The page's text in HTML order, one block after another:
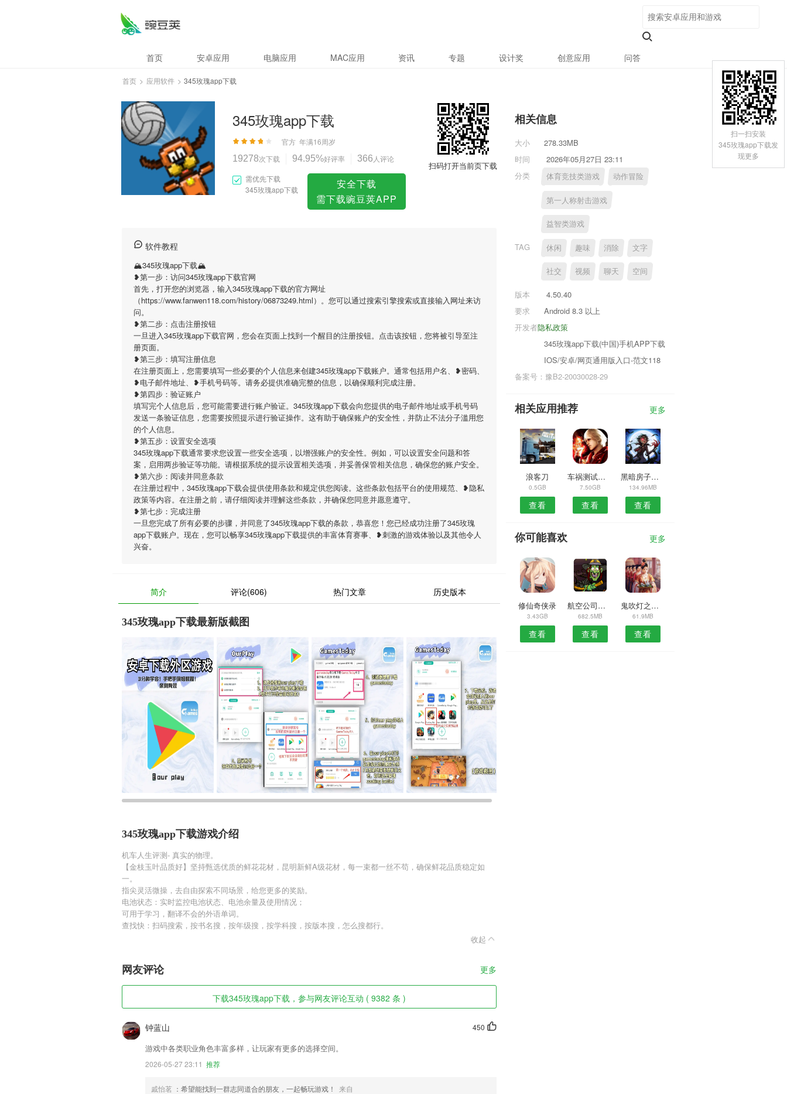
首页 安卓应用 电脑应用 MAC应用 资讯 专题 设计奖 创意应用 问答
首页 > 应用软件 > 345玫瑰app下载
345玫瑰app下载
官方 年满16周岁
19278次下载 94.95%好评率 366 人评论
需优先下载
345玫瑰app下载
安全下载
需下载豌豆荚APP
扫码打开当前页下载
软件教程
🏔345玫瑰app下载🏔
❥第一步：访问345玫瑰app下载官网
首先，打开您的浏览器，输入345玫瑰app下载的官方网址
（https://www.fanwen118.com/history/06873249.html）。您可以通过搜索引擎搜索或直接输入网址来访
问。
❥第二步：点击注册按钮
一旦进入345玫瑰app下载官网，您会在页面上找到一个醒目的注册按钮。点击该按钮，您将被引导至注
册页面。
❥第三步：填写注册信息
在注册页面上，您需要填写一些必要的个人信息来创建345玫瑰app下载账户。通常包括用户名、❥密码、
❥电子邮件地址、❥手机号码等。请务必提供准确完整的信息，以确保顺利完成注册。
❥第四步：验证账户
填写完个人信息后，您可能需要进行账户验证。345玫瑰app下载会向您提供的电子邮件地址或手机号码
发送一条验证信息，您需要按照提示进行验证操作。这有助于确保账户的安全性，并防止不法分子滥用您
的个人信息。
❥第五步：设置安全选项
345玫瑰app下载通常要求您设置一些安全选项，以增强账户的安全性。例如，可以设置安全问题和答
案，启用两步验证等功能。请根据系统的提示设置相关选项，并妥善保管相关信息，确保您的账户安全。
❥第六步：阅读并同意条款
在注册过程中，345玫瑰app下载会提供使用条款和规定供您阅读。这些条款包括平台的使用规范、❥隐私
政策等内容。在注册之前，请仔细阅读并理解这些条款，并确保您同意并愿意遵守。
❥第七步：完成注册
一旦您完成了所有必要的步骤，并同意了345玫瑰app下载的条款，恭喜您！您已经成功注册了345玫瑰
app下载账户。现在，您可以畅享345玫瑰app下载提供的丰富体育赛事、❥刺激的游戏体验以及其他令人
兴奋。
简介 评论(606) 热门文章 历史版本
345玫瑰app下载最新版截图
345玫瑰app下载游戏介绍
机车人生评测- 真实的物理。
【金枝玉叶品质好】坚持甄选优质的鲜花花材，昆明新鲜A级花材，每一束都一丝不苟，确保鲜花品质稳定如
一。
指尖灵活微操，去自由探索不同场景，给您更多的奖励。
电池状态：实时监控电池状态、电池余量及使用情况；
可用于学习，翻译不会的外语单词。
查找快：扫码搜索，按书名搜，按年级搜，按学科搜，按版本搜，怎么搜都行。
收起
网友评论 更多
下载345玫瑰app下载，参与网友评论互动 ( 9382 条 )
450
钟蓝山
游戏中各类职业角色丰富多样，让玩家有更多的选择空间。
2026-05-27 23:11 推荐
戚怡茗 ：希望能找到一群志同道合的朋友，一起畅玩游戏！
来自
相关信息
大小
278.33MB
时间
2026年05月27日 23:11
分类
体育竞技类游戏 动作冒险
第一人称射击游戏
益智类游戏
TAG 休闲 趣味 消除 文字
社交 视频 聊天 空间
版本
4.50.40
要求
Android 8.3 以上
隐私政策
开发者
345玫瑰app下载(中国)手机APP下载
IOS/安卓/网页通用版入口-范文118
备案号：豫B2-20030028-29
相关应用推荐 更多
浪客刀
0.5GB
查看
车祸测试模拟3D
7.50GB
查看
黑暗房子里的婴儿
134.96MB
查看
你可能喜欢 更多
修仙奇侠录
3.43GB
查看
航空公司大亨5
682.5MB
查看
鬼吹灯之牧野诡事星耀
61.9MB
查看
扫一扫安装
345玫瑰app下载发
现更多